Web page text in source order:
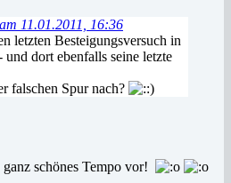
11.01.2011, 16:36
letzten Besteigungsversuch in
dort ebenfalls seine letzte
falschen Spur nach?
schönes Tempo vor!